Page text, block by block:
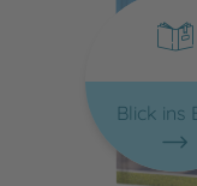
Blick ins